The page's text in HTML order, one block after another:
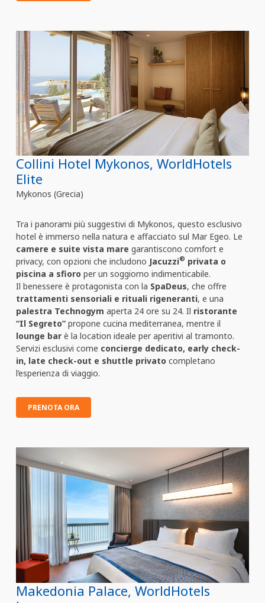
Collini Hotel Mykonos, WorldHotels
Elite
Mykonos (Grecia)
Tra i panorami più suggestivi di Mykonos, questo esclusivo
hotel è immerso nella natura e affacciato sul Mar Egeo. Le
camere e suite vista mare garantiscono comfort e
privacy, con opzioni che includono Jacuzzi® privata o
piscina a sfioro per un soggiorno indimenticabile.
Il benessere è protagonista con la SpaDeus, che offre
trattamenti sensoriali e rituali rigeneranti, e una
palestra Technogym aperta 24 ore su 24. Il ristorante
“Il Segreto” propone cucina mediterranea, mentre il
lounge bar è la location ideale per aperitivi al tramonto.
Servizi esclusivi come concierge dedicato, early check-
in, late check-out e shuttle privato completano
l’esperienza di viaggio.
PRENOTA ORA
Makedonia Palace, WorldHotels